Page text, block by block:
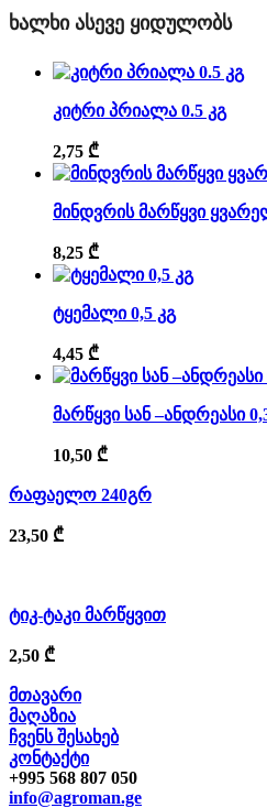
ᲮᲐᲚᲮᲘ ᲐᲡᲔᲕᲔ ᲧᲘᲓᲣᲚᲝᲑᲡ
კიტრი პრიალა 0.5 კგ
2,75 ₾
მინდვრის მარწყვი
8,25 ₾
ტყემალი 0,5 კგ
4,45 ₾
მარწყვი სან –ანდრეასი
10,50 ₾
რაფაელო 240გრ
23,50 ₾
ტიკ-ტაკი მარწყვით
2,50 ₾
მთავარი
მაღაზია
ჩვენს შესახებ
კონტაქტი
+995 568 807 050
info@agroman.ge